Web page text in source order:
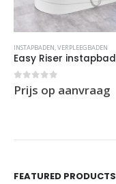
INSTAPBADEN,VERPLEEGBADEN
0out of 5
Prijs op aanvraag
FEATURED PRODUCTS